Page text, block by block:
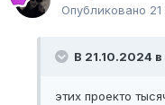
Опубликовано
В 21.10.2024
этих проекто